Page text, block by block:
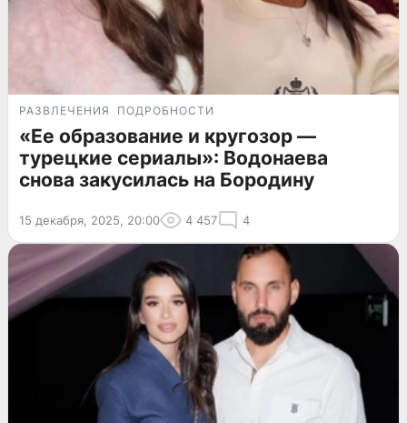
РАЗВЛЕЧЕНИЯ ПОДРОБНОСТИ
«Ее образование и кругозор —
турецкие сериалы»: Водонаева
снова закусилась на Бородину
15 декабря, 2025, 20:00 4 457 4